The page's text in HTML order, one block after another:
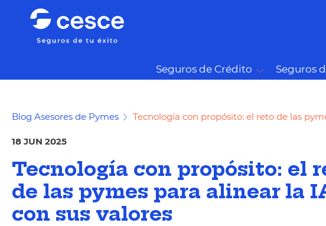
Seguros de Crédito Seguros
Blog Asesores de Pymes Tecnología con propósito: el reto de las
18 JUN 2025
Tecnología con propósito: el
de las pymes para alinear la
con sus valores